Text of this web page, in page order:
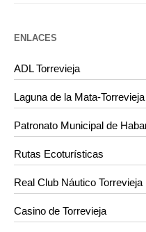
ENLACES
ADL Torrevieja
Laguna de la Mata-Torrevieja
Patronato Municipal de
Rutas Ecoturísticas
Real Club Náutico Torrevieja
Casino de Torrevieja